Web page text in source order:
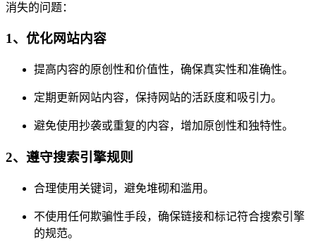
消失的问题：
1、优化网站内容
提高内容的原创性和价值性，确保真实性和准确性。
定期更新网站内容，保持网站的活跃度和吸引力。
避免使用抄袭或重复的内容，增加原创性和独特性。
2、遵守搜索引擎规则
合理使用关键词，避免堆砌和滥用。
不使用任何欺骗性手段，确保链接和标记符合搜索引擎
的规范。